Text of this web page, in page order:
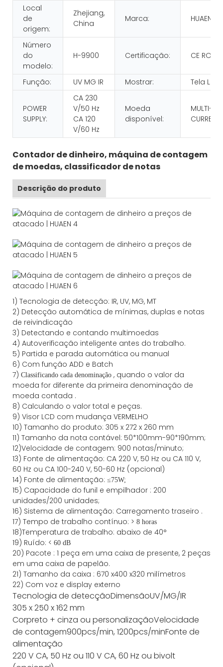
Local
de
origem:
Zhejiang,
China
Marca: HUAEN
Número
do
modelo:
H-9900 Certificação: CE ROHS
Função: UV MG IR Mostrar: Tela LCD
POWER
SUPPLY:
CA 230
V/50 Hz
CA 120
V/60 Hz
Moeda
disponível:
MULTI-
Contador de dinheiro, máquina de contagem
de moedas, classificador de notas
Descrição do produto
1) Tecnologia de detecção: IR, UV, MG, MT
2) Detecção automática de mínimas, duplas e notas
de reivindicação
3) Detectando e contando multimoedas
4) Autoverificação inteligente antes do trabalho.
5) Partida e parada automática ou manual
6) Com função ADD e Batch
7) Classificando cada denominação , quando o valor da
moeda for diferente da primeira denominação de
moeda contada .
8) Calculando o valor total e peças.
9) Visor LCD com mudança VERMELHO
10) Tamanho do produto: 305 x 272 x 260 mm
11) Tamanho da nota contável: 50*100mm-90*190mm;
12)Velocidade de contagem: 900 notas/minuto;
13) Fonte de alimentação: CA 220 V, 50 Hz ou CA 110 V,
60 Hz ou CA 100-240 V, 50-60 Hz (opcional)
14) Fonte de alimentação: ≤75W;
15) Capacidade do funil e empilhador : 200
unidades/200 unidades;
16) Sistema de alimentação: Carregamento traseiro .
17) Tempo de trabalho contínuo: > 8 horas
18)Temperatura de trabalho: abaixo de 40°
19) Ruído: < 60 dB
20) Pacote : 1 peça em uma caixa de presente, 2 peças
em uma caixa de papelão.
21) Tamanho da caixa : 670 x400 x320 milímetros
22) Com voz e display externo
Tecnologia de detecçãoDimensãoUV/MG/IR
305 x 250 x 162 mm
Corpreto + cinza ou personalizaçãoVelocidade
de contagem900pcs/min, 1200pcs/minFonte de
alimentação
220 V CA, 50 Hz ou 110 V CA, 60 Hz ou bivolt